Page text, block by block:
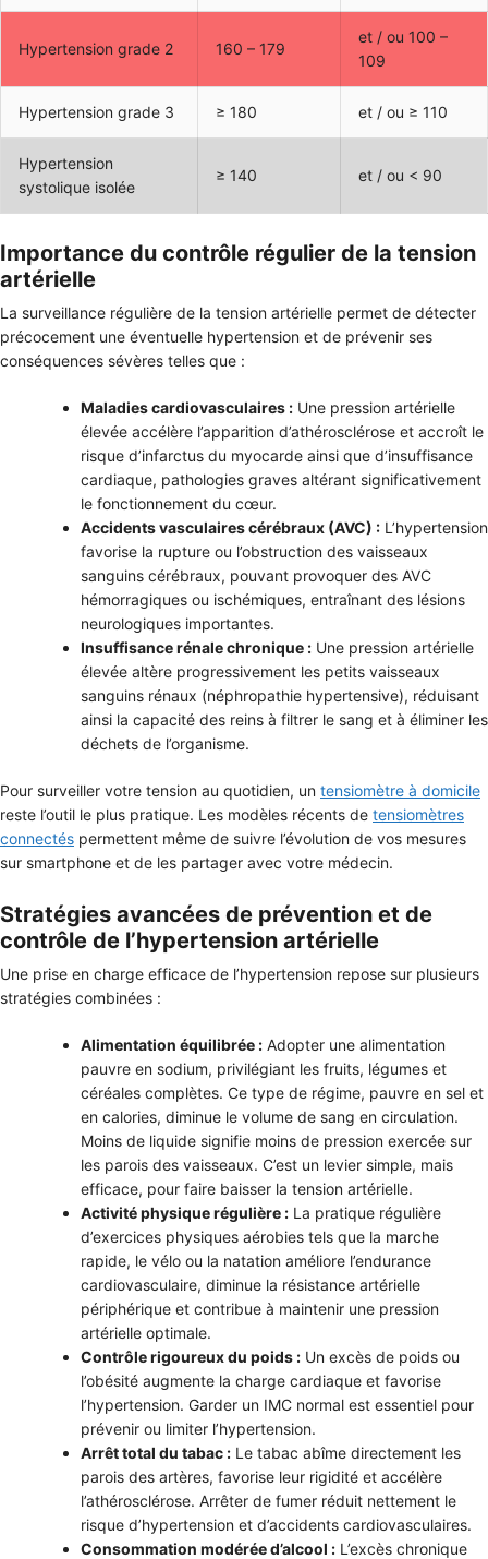
Hypertension grade 2 160 – 179
et / ou 100 –
109
Hypertension grade 3 ≥ 180 et / ou ≥ 110
Hypertension
systolique isolée
≥ 140 et / ou < 90
Importance du contrôle régulier de la tension
artérielle
La surveillance régulière de la tension artérielle permet de détecter
précocement une éventuelle hypertension et de prévenir ses
conséquences sévères telles que :
Maladies cardiovasculaires : Une pression artérielle
élevée accélère l’apparition d’athérosclérose et accroît le
risque d’infarctus du myocarde ainsi que d’insuffisance
cardiaque, pathologies graves altérant significativement
le fonctionnement du cœur.
Accidents vasculaires cérébraux (AVC) : L’hypertension
favorise la rupture ou l’obstruction des vaisseaux
sanguins cérébraux, pouvant provoquer des AVC
hémorragiques ou ischémiques, entraînant des lésions
neurologiques importantes.
Insuffisance rénale chronique : Une pression artérielle
élevée altère progressivement les petits vaisseaux
sanguins rénaux (néphropathie hypertensive), réduisant
ainsi la capacité des reins à filtrer le sang et à éliminer les
déchets de l’organisme.
Pour surveiller votre tension au quotidien, un tensiomètre à domicile
reste l’outil le plus pratique. Les modèles récents de tensiomètres
connectés permettent même de suivre l’évolution de vos mesures
sur smartphone et de les partager avec votre médecin.
Stratégies avancées de prévention et de
contrôle de l’hypertension artérielle
Une prise en charge efficace de l’hypertension repose sur plusieurs
stratégies combinées :
Alimentation équilibrée : Adopter une alimentation
pauvre en sodium, privilégiant les fruits, légumes et
céréales complètes. Ce type de régime, pauvre en sel et
en calories, diminue le volume de sang en circulation.
Moins de liquide signifie moins de pression exercée sur
les parois des vaisseaux. C’est un levier simple, mais
efficace, pour faire baisser la tension artérielle.
Activité physique régulière : La pratique régulière
d’exercices physiques aérobies tels que la marche
rapide, le vélo ou la natation améliore l’endurance
cardiovasculaire, diminue la résistance artérielle
périphérique et contribue à maintenir une pression
artérielle optimale.
Contrôle rigoureux du poids : Un excès de poids ou
l’obésité augmente la charge cardiaque et favorise
l’hypertension. Garder un IMC normal est essentiel pour
prévenir ou limiter l’hypertension.
Arrêt total du tabac : Le tabac abîme directement les
parois des artères, favorise leur rigidité et accélère
l’athérosclérose. Arrêter de fumer réduit nettement le
risque d’hypertension et d’accidents cardiovasculaires.
Consommation modérée d’alcool : L’excès chronique